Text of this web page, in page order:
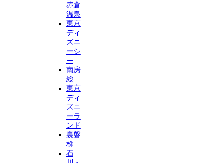
赤倉
温泉
東京
ディ
ズニ
ーシ
ー
南房
総
東京
ディ
ズニ
ーラ
ンド
裏磐
梯
石